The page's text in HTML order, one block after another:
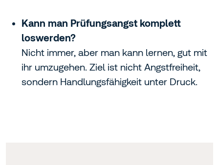
Kann man Prüfungsangst komplett
loswerden?
Nicht immer, aber man kann lernen, gut mit
ihr umzugehen. Ziel ist nicht Angstfreiheit,
sondern Handlungsfähigkeit unter Druck.